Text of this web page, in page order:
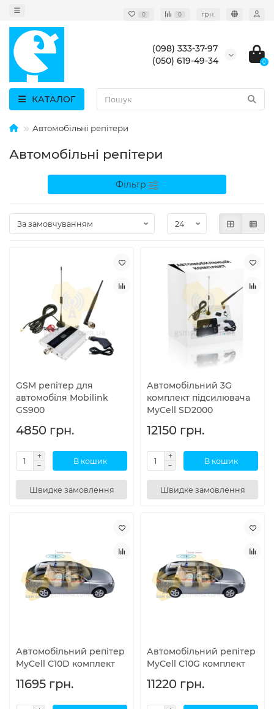
0 0 грн.
(098) 333-37-97
(050) 619-49-34
0
КАТАЛОГ
Автомобільні репітери
Автомобільні репітери
Фільтр
GSM репітер для
автомобіля Mobilink
GS900
4850 грн.
В кошик
Швидке замовлення
Автомобільний 3G
комплект підсилювача
MyCell SD2000
12150 грн.
В кошик
Швидке замовлення
Автомобільний репітер
MyCell C10D комплект
11695 грн.
Автомобільний репітер
MyCell C10G комплект
11220 грн.